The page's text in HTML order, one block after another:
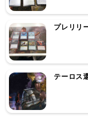
プレリリ
テーロス